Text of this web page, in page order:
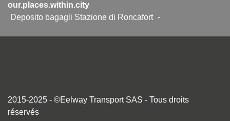
our.places.within.city
Deposito bagagli Stazione di Roncafort -
2015-2025 - ©Eelway Transport SAS - Tous droits
réservés